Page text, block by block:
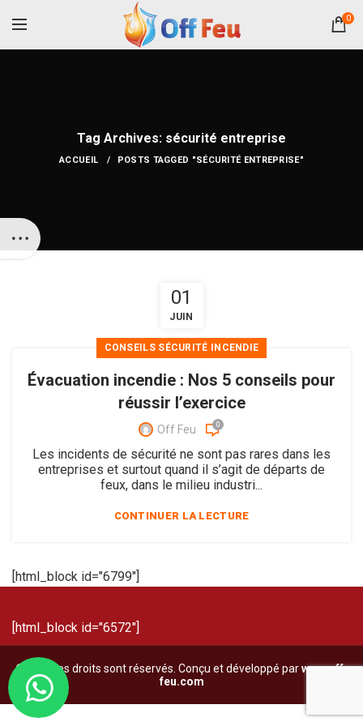
0
Tag Archives: sécurité entreprise
ACCUEIL POSTS TAGGED "SÉCURITÉ ENTREPRISE"
01
JUIN
CONSEILS SÉCURITÉ INCENDIE
Évacuation incendie : Nos 5 conseils pour
réussir l’exercice
Off Feu 0
Les incidents de sécurité ne sont pas rares dans les
entreprises et surtout quand il s’agit de départs de
feux, dans le milieu industri...
CONTINUER LA LECTURE
[html_block id="6799"]
[html_block id="6572"]
© Tous les droits sont réservés. Conçu et développé parwww.off-
feu.com